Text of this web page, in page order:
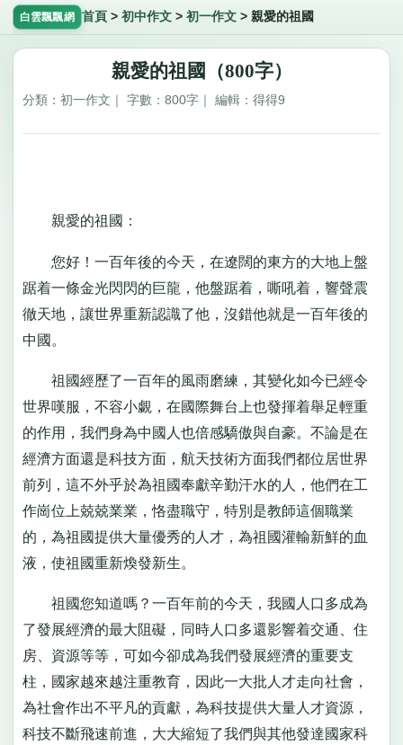
白雲飄飄網 首頁 > 初中作文> 初一作文> 親愛的祖國
親愛的祖國（800字）
分類：初一作文｜ 字數：800字｜ 編輯：得得9
親愛的祖國：
您好！一百年後的今天，在遼闊的東方的大地上盤
踞着一條金光閃閃的巨龍，他盤踞着，嘶吼着，響聲震
徹天地，讓世界重新認識了他，沒錯他就是一百年後的
中國。
祖國經歷了一百年的風雨磨練，其變化如今已經令
世界嘆服，不容小覷，在國際舞台上也發揮着舉足輕重
的作用，我們身為中國人也倍感驕傲與自豪。不論是在
經濟方面還是科技方面，航天技術方面我們都位居世界
前列，這不外乎於為祖國奉獻辛勤汗水的人，他們在工
作崗位上兢兢業業，恪盡職守，特別是教師這個職業
的，為祖國提供大量優秀的人才，為祖國灌輸新鮮的血
液，使祖國重新煥發新生。
祖國您知道嗎？一百年前的今天，我國人口多成為
了發展經濟的最大阻礙，同時人口多還影響着交通、住
房、資源等等，可如今卻成為我們發展經濟的重要支
柱，國家越來越注重教育，因此一大批人才走向社會，
為社會作出不平凡的貢獻，為科技提供大量人才資源，
科技不斷飛速前進，大大縮短了我們與其他發達國家科